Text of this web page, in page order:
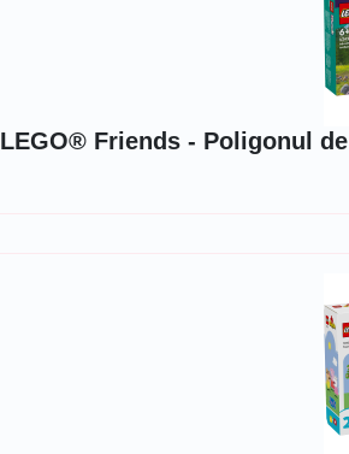
LEGO® Friends - Poligonul